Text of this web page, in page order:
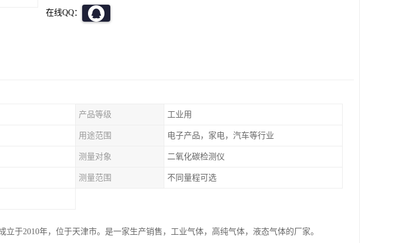
在线QQ：
产品等级 工业用
用途范围 电子产品，家电，汽车等行业
测量对象 二氧化碳检测仪
测量范围 不同量程可选
于2010年，位于天津市。是一家生产销售，工业气体，高纯气体，液态气体的厂家。